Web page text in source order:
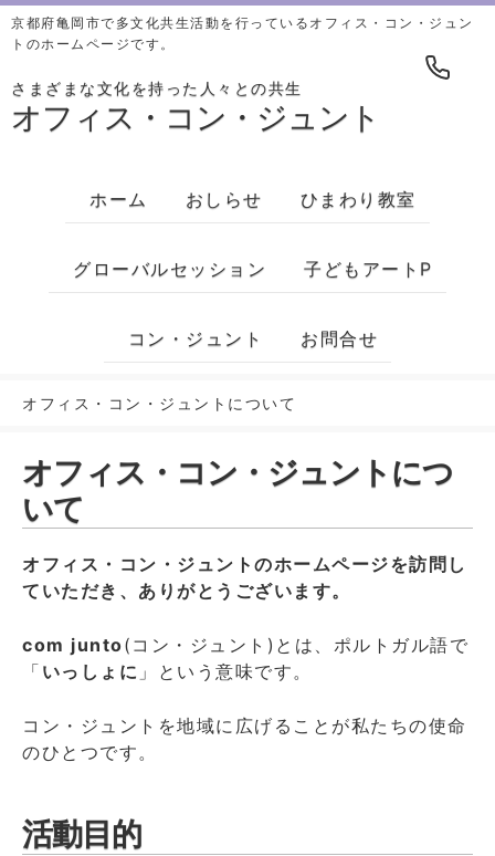
京都府亀岡市で多文化共生活動を行っているオフィス・コン・ジュン
トのホームページです。
さまざまな文化を持った人々との共生
オフィス・コン・ジュント
ホーム おしらせ ひまわり教室
グローバルセッション 子どもアートP
コン・ジュント お問合せ
オフィス・コン・ジュントについて
オフィス・コン・ジュントにつ
いて
オフィス・コン・ジュントのホームページを訪問し
ていただき、ありがとうございます。
com junto(コン・ジュント)とは、ポルトガル語で
「 いっしょに 」という意味です。
コン・ジュントを地域に広げることが私たちの使命
のひとつです。
活動目的